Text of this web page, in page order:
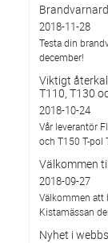
2018-11-28
Testa din
december!
Viktigt
T110, T130
2018-10-24
Vår leverantör
och T150 T-pol
Välkommen
2018-09-27
Välkommen att
Kistamässan
Nyhet i